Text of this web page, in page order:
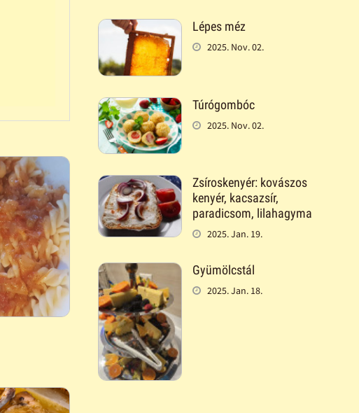
Lépes méz
2025. Nov. 02.
Túrógombóc
2025. Nov. 02.
Zsíroskenyér: kovászos
kenyér, kacsazsír,
paradicsom, lilahagyma
2025. Jan. 19.
Gyümölcstál
2025. Jan. 18.